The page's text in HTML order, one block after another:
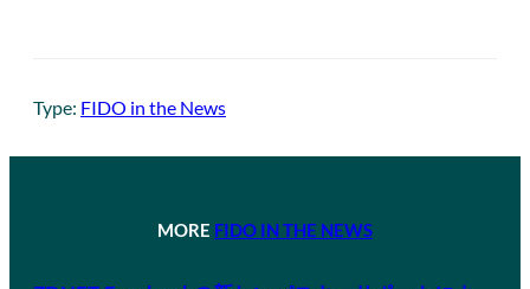
Type: FIDO in the News
MORE FIDO IN THE NEWS